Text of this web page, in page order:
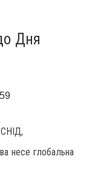
Дня
несе глобальна